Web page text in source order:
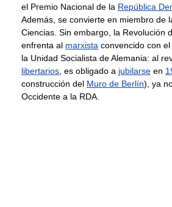
el Premio Nacional de la República
Además, se convierte en miembro de
Ciencias. Sin embargo, la Revolución
enfrenta al marxista convencido con
la Unidad Socialista de Alemania: al
libertarios , es obligado a jubilarse en
construcción del Muro de Berlín), ya
Occidente a la RDA.